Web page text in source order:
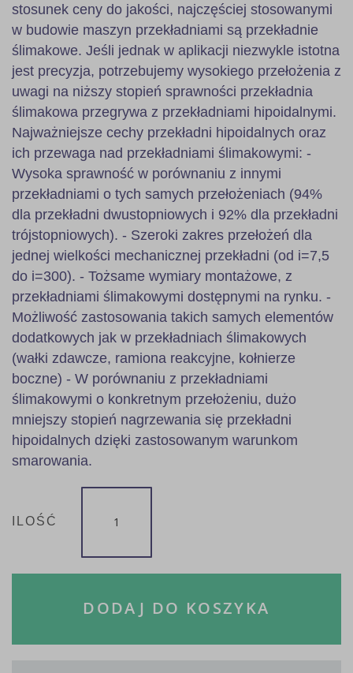
stosunek ceny do jakości, najczęściej stosowanymi
w budowie maszyn przekładniami są przekładnie
ślimakowe. Jeśli jednak w aplikacji niezwykle istotna
jest precyzja, potrzebujemy wysokiego przełożenia z
uwagi na niższy stopień sprawności przekładnia
ślimakowa przegrywa z przekładniami hipoidalnymi.
Najważniejsze cechy przekładni hipoidalnych oraz
ich przewaga nad przekładniami ślimakowymi: -
Wysoka sprawność w porównaniu z innymi
przekładniami o tych samych przełożeniach (94%
dla przekładni dwustopniowych i 92% dla przekładni
trójstopniowych). - Szeroki zakres przełożeń dla
jednej wielkości mechanicznej przekładni (od i=7,5
do i=300). - Tożsame wymiary montażowe, z
przekładniami ślimakowymi dostępnymi na rynku. -
Możliwość zastosowania takich samych elementów
dodatkowych jak w przekładniach ślimakowych
(wałki zdawcze, ramiona reakcyjne, kołnierze
boczne) - W porównaniu z przekładniami
ślimakowymi o konkretnym przełożeniu, dużo
mniejszy stopień nagrzewania się przekładni
hipoidalnych dzięki zastosowanym warunkom
smarowania.
ILOŚĆ
DODAJ DO KOSZYKA